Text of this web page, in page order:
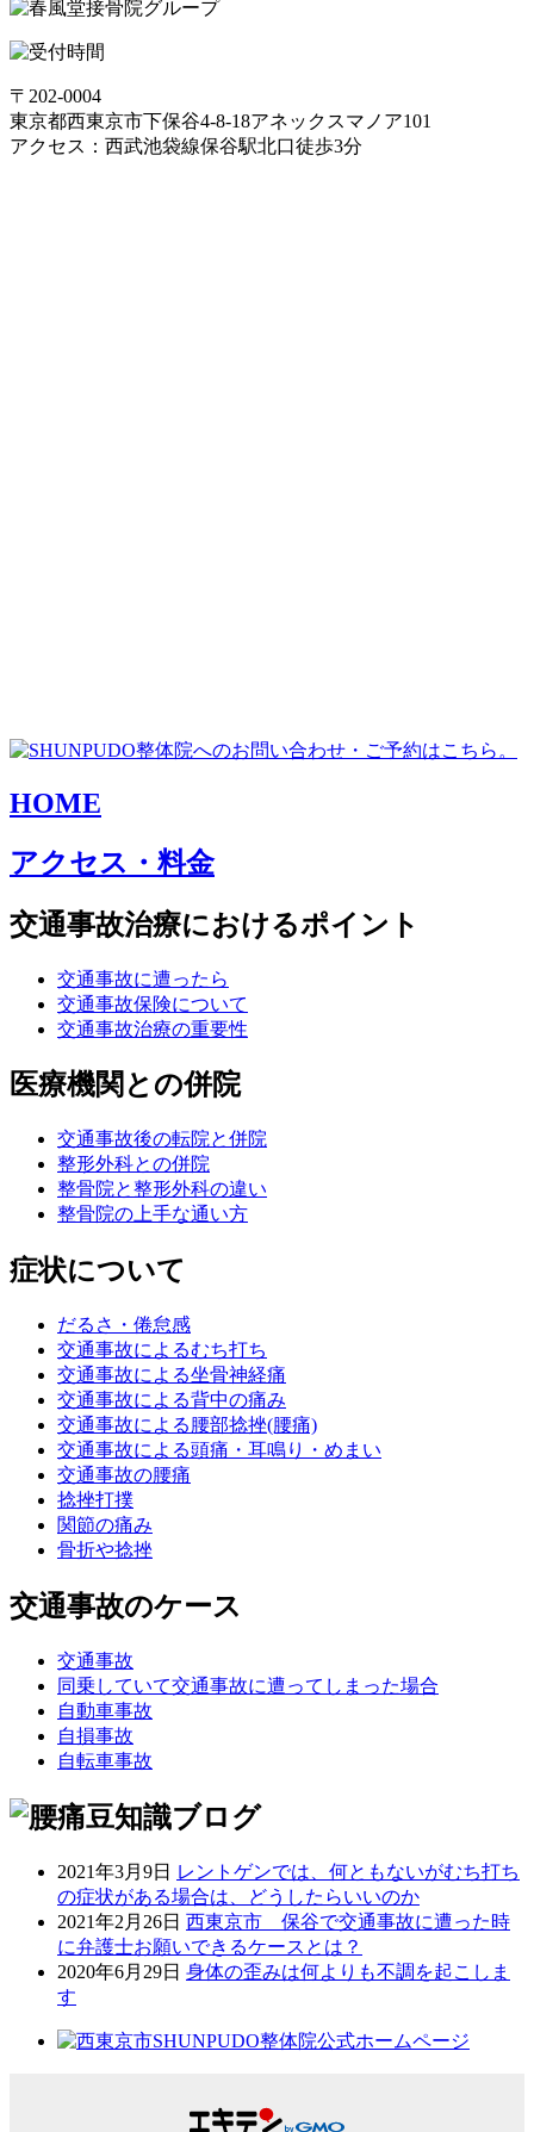
〒202-0004
東京都西東京市下保谷4-8-18アネックスマノア101
アクセス：西武池袋線保谷駅北口徒歩3分
HOME
アクセス・料金
交通事故治療におけるポイント
交通事故に遭ったら
交通事故保険について
交通事故治療の重要性
医療機関との併院
交通事故後の転院と併院
整形外科との併院
整骨院と整形外科の違い
整骨院の上手な通い方
症状について
だるさ・倦怠感
交通事故によるむち打ち
交通事故による坐骨神経痛
交通事故による背中の痛み
交通事故による腰部捻挫(腰痛)
交通事故による頭痛・耳鳴り・めまい
交通事故の腰痛
捻挫打撲
関節の痛み
骨折や捻挫
交通事故のケース
交通事故
同乗していて交通事故に遭ってしまった場合
自動車事故
自損事故
自転車事故
2021年3月9日 レントゲンでは、何ともないがむち打ち
の症状がある場合は、どうしたらいいのか
2021年2月26日 西東京市 保谷で交通事故に遭った時
に弁護士お願いできるケースとは？
2020年6月29日 身体の歪みは何よりも不調を起こしま
す